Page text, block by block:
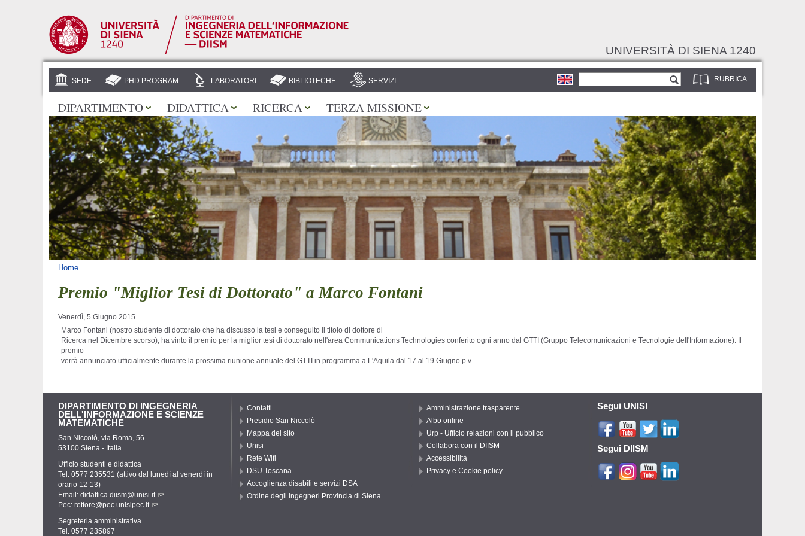
UNIVERSITÀ DI SIENA 1240
RUBRICA
Form di ricerca
SEDE PHD PROGRAM LABORATORI BIBLIOTECHE SERVIZI
DIPARTIMENTO DIDATTICA RICERCA TERZA MISSIONE
Tu sei qui
Home
Premio "Miglior Tesi di Dottorato" a Marco Fontani
Venerdì, 5 Giugno 2015
Marco Fontani (nostro studente di dottorato che ha discusso la tesi e conseguito il titolo di dottore di
Ricerca nel Dicembre scorso), ha vinto il premio per la miglior tesi di dottorato nell'area Communications Technologies conferito ogni anno dal GTTI (Gruppo Telecomunicazioni e Tecnologie dell'Informazione). Il
premio
verrà annunciato ufficialmente durante la prossima riunione annuale del GTTI in programma a L'Aquila dal 17 al 19 Giugno p.v
DIPARTIMENTO DI INGEGNERIA
DELL'INFORMAZIONE E SCIENZE
MATEMATICHE
San Niccolò, via Roma, 56
53100 Siena - Italia
Ufficio studenti e didattica
Tel. 0577 235531 (attivo dal lunedì al venerdì in
orario 12-13)
Email: didattica.diism@unisi.it
Pec: rettore@pec.unisipec.it
Segreteria amministrativa
Tel. 0577 235897
Contatti
Presidio San Niccolò
Mappa del sito
Unisi
Rete Wifi
DSU Toscana
Accoglienza disabili e servizi DSA
Ordine degli Ingegneri Provincia di Siena
Amministrazione trasparente
Albo online
Urp - Ufficio relazioni con il pubblico
Collabora con il DIISM
Accessibilità
Privacy e Cookie policy
Segui UNISI
Segui DIISM